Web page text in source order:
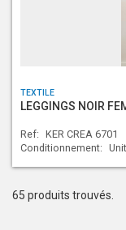
TEXTILE
LEGGINGS NOIR
Ref: KER CREA 6701
Conditionnement:
65 produits trouvés.